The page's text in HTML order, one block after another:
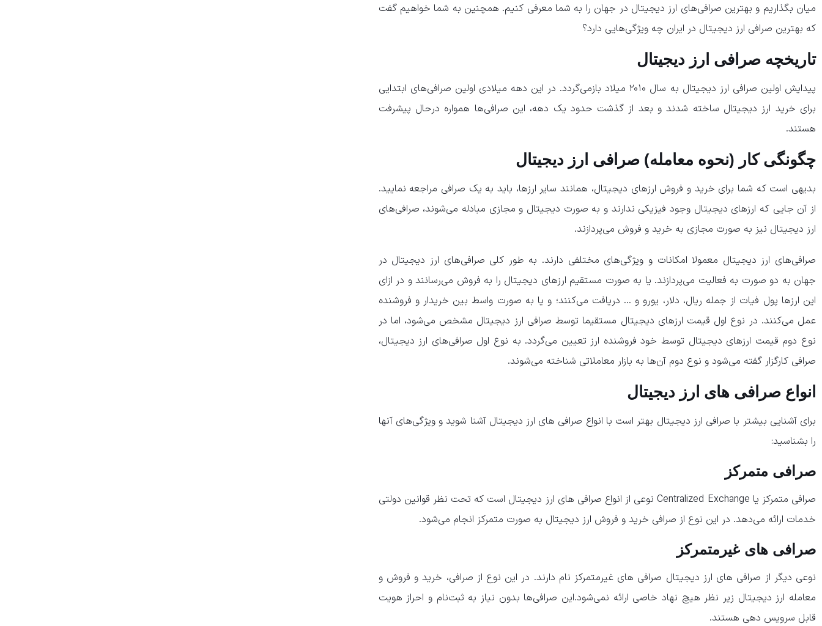
میان بگذاریم و بهترین صرافی‌های ارز دیجیتال در جهان را به شما معرفی کنیم. همچنین به شما خواهیم گفت
که بهترین صرافی ارز دیجیتال در ایران چه ویژگی‌هایی دارد؟
تاریخچه صرافی ارز دیجیتال
پیدایش اولین صرافی ارز دیجیتال به سال ۲۰۱۰ میلاد بازمی‌گردد. در این دهه میلادی اولین صرافی‌های ابتدایی
برای خرید ارز دیجیتال ساخته شدند و بعد از گذشت حدود یک دهه، این صرافی‌ها همواره درحال پیشرفت
هستند.
چگونگی کار (نحوه معامله) صرافی ارز دیجیتال
بدیهی است که شما برای خرید و فروش ارز‌های دیجیتال، همانند سایر ارزها، باید به یک صرافی مراجعه نمایید.
از آن جایی که ارز‌های دیجیتال وجود فیزیکی ندارند و به صورت دیجیتال و مجازی مبادله می‌شوند، صرافی‌های
ارز دیجیتال نیز به صورت مجازی به خرید و فروش می‌پردازند.
صرافی‌های ارز دیجیتال معمولا امکانات و ویژگی‌های مختلفی دارند. به طور کلی صرافی‌های ارز دیجیتال در
جهان به دو صورت به فعالیت می‌پردازند. یا به صورت مستقیم ارز‌های دیجیتال را به فروش می‌رسانند و در ازای
این ارز‌ها پول فیات از جمله ریال، دلار، یورو و … دریافت می‌کنند؛ و یا به صورت واسط بین خریدار و فروشنده
عمل می‌کنند. در نوع اول قیمت ارز‌های دیجیتال مستقیما توسط صرافی ارز دیجیتال مشخص می‌شود، اما در
نوع دوم قیمت ارز‌های دیجیتال توسط خود فروشنده ارز تعیین می‌گردد. به نوع اول صرافی‌های ارز دیجیتال،
صرافی کارگزار گفته می‌شود و نوع دوم آن‌ها به بازار معاملاتی شناخته می‌شوند.
انواع صرافی‌ های ارز دیجیتال
برای آشنایی بیشتر با صرافی ارز دیجیتال بهتر است با انواع صرافی‌ های ارز دیجیتال آشنا شوید و ویژگی‌های آنها
را بشناسید:
صرافی متمرکز
صرافی متمرکز یا Centralized Exchange نوعی از انواع صرافی‌ های ارز دیجیتال است که تحت نظر قوانین دولتی
خدمات ارائه می‌دهد. در این نوع از صرافی خرید و فروش ارز دیجیتال به صورت متمرکز انجام می‌شود.
صرافی های غیرمتمرکز
نوعی دیگر از صرافی‌ های ارز دیجیتال صرافی های غیرمتمرکز نام دارند. در این نوع از صرافی، خرید و فروش و
معامله ارز دیجیتال زیر نظر هیچ نهاد خاصی ارائه نمی‌شود.این صرافی‌ها بدون نیاز به ثبت‌نام و احراز هویت
قابل سرویس دهی هستند.